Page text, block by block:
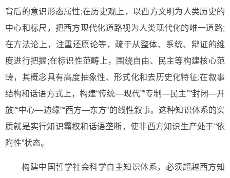
背后的意识形态属性;在历史观上，以西方文明为人类历史的
中心和标尺，把西方现代化道路视为人类现代化的唯一道路;
在方法论上，注重还原论等，疏于从整体、系统、辩证的维
度进行把握;在标识性范畴上，围绕自由、民主等构建核心范
畴，其概念具有高度抽象性、形式化和去历史化特征;在叙事
结构和话语方式上，构建“传统—现代”“专制—民主”“封闭—开
放”“中心—边缘”“西方—东方”的线性叙事。这种知识体系的实
质就是实行知识霸权和话语垄断，使非西方知识生产处于“依
附性”状态。
构建中国哲学社会科学自主知识体系，必须超越西方知